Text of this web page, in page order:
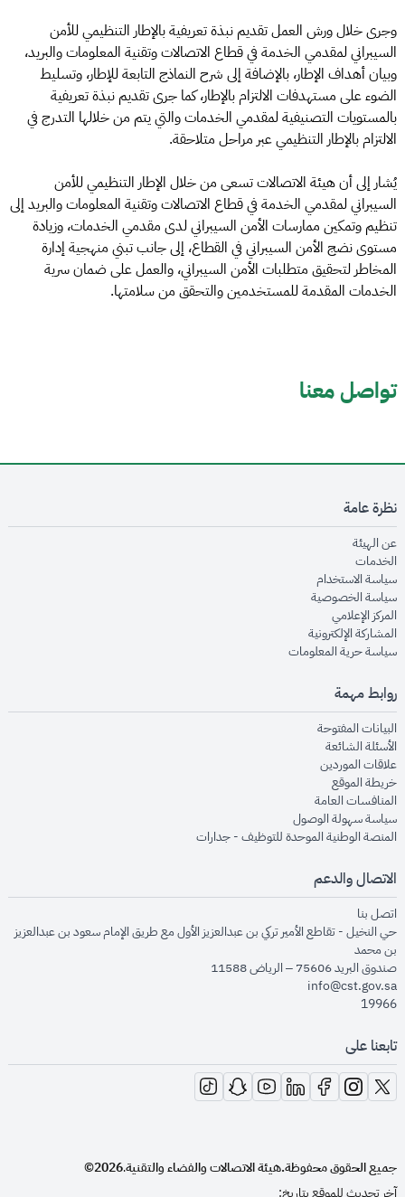
وجرى خلال ورش العمل تقديم نبذة تعريفية بالإطار التنظيمي للأمن
السيبراني لمقدمي الخدمة في قطاع الاتصالات وتقنية المعلومات والبريد،
وبيان أهداف الإطار، بالإضافة إلى شرح النماذج التابعة للإطار، وتسليط
الضوء على مستهدفات الالتزام بالإطار، كما جرى تقديم نبذة تعريفية
بالمستويات التصنيفية لمقدمي الخدمات والتي يتم من خلالها التدرج في
الالتزام بالإطار التنظيمي عبر مراحل متلاحقة.
يُشار إلى أن هيئة الاتصالات تسعى من خلال الإطار التنظيمي للأمن
السيبراني لمقدمي الخدمة في قطاع الاتصالات وتقنية المعلومات والبريد إلى
تنظيم وتمكين ممارسات الأمن السيبراني لدى مقدمي الخدمات، وزيادة
مستوى نضج الأمن السيبراني في القطاع، إلى جانب تبني منهجية إدارة
المخاطر لتحقيق متطلبات الأمن السيبراني، والعمل على ضمان سرية
الخدمات المقدمة للمستخدمين والتحقق من سلامتها.
تواصل معنا
نظرة عامة
عن الهيئةopens in new window
الخدماتopens in new window
سياسة الاستخدام
سياسة الخصوصيةopens in new window
المركز الإعلاميopens in new window
المشاركة الإلكترونيةopens in new window
سياسة حرية المعلوماتopens in new window
روابط مهمة
البيانات المفتوحةopens in new window
الأسئلة الشائعةopens in new window
علاقات الموردينopens in new window
خريطة الموقعopens in new window
المنافسات العامةopens in new window
سياسة سهولة الوصولopens in new window
المنصة الوطنية الموحدة للتوظيف - جداراتopens in new window
الاتصال والدعم
اتصل بنا
حي النخيل - تقاطع الأمير تركي بن عبدالعزيز الأول مع طريق الإمام سعود بن عبدالعزيز
بن محمد
صندوق البريد 75606 – الرياض 11588
info@cst.gov.sa
19966
تابعنا على
opens in new window
opens in new window
opens in new window
opens in new window
opens in new window
opens in new window
opens in new window
جميع الحقوق محفوظة.هيئة الاتصالات والفضاء والتقنية.
2026©
آخر تحديث للموقع بتاريخ: